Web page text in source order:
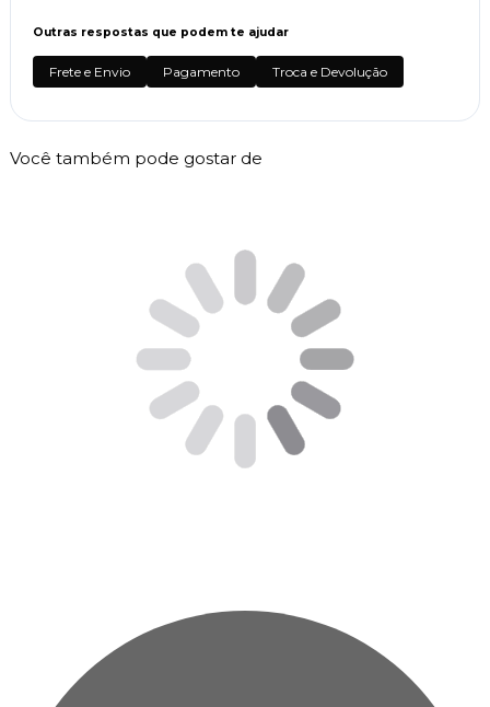
Outras respostas que podem te ajudar
Frete e Envio Pagamento Troca e Devolução
Você também pode gostar de